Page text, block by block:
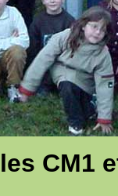
CM1